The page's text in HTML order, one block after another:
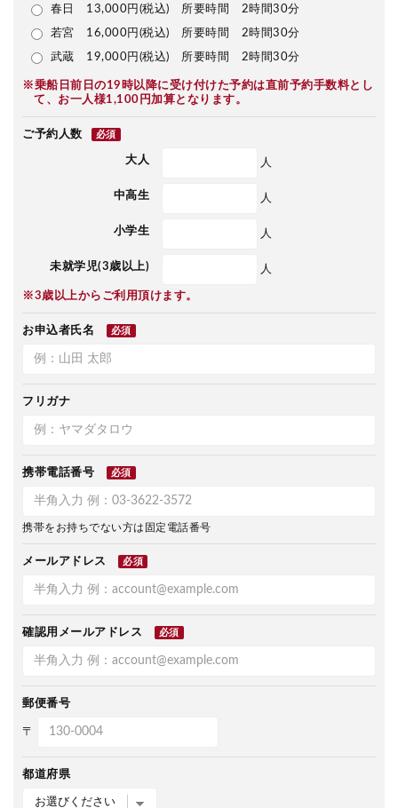
春日 13,000円(税込) 所要時間 2時間30分
若宮 16,000円(税込) 所要時間 2時間30分
武蔵 19,000円(税込) 所要時間 2時間30分
※乗船日前日の19時以降に受け付けた予約は直前予約手数料とし
て、お一人様1,100円加算となります。
ご予約人数 必須
大人 人
中高生 人
小学生 人
未就学児(3歳以上) 人
※3歳以上からご利用頂けます。
お申込者氏名 必須
フリガナ
携帯電話番号 必須
携帯をお持ちでない方は固定電話番号
メールアドレス 必須
確認用メールアドレス 必須
郵便番号
〒
都道府県